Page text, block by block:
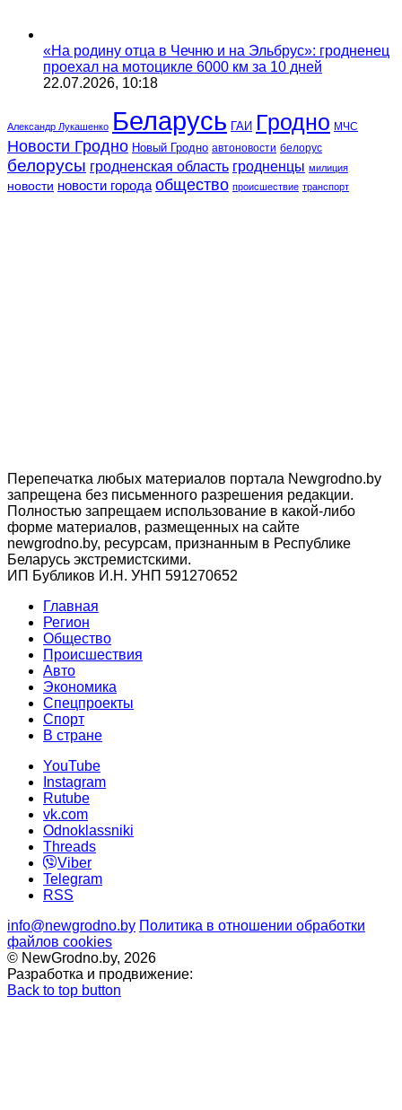
«На родину отца в Чечню и на Эльбрус»: гродненец
проехал на мотоцикле 6000 км за 10 дней
22.07.2026, 10:18
Александр Лукашенко Беларусь ГАИ Гродно МЧС
Новости Гродно Новый Гродно автоновости белорус
белорусы гродненская область гродненцы милиция
новости новости города общество происшествие транспорт
Перепечатка любых материалов портала Newgrodno.by
запрещена без письменного разрешения редакции.
Полностью запрещаем использование в какой-либо
форме материалов, размещенных на сайте
newgrodno.by, ресурсам, признанным в Республике
Беларусь экстремистскими.
ИП Бубликов И.Н. УНП 591270652
Главная
Регион
Общество
Происшествия
Авто
Экономика
Спецпроекты
Cпорт
В стране
YouTube
Instagram
Rutube
vk.com
Odnoklassniki
Threads
Viber
Telegram
RSS
info@newgrodno.by Политика в отношении обработки
файлов cookies
© NewGrodno.by, 2026
Разработка и продвижение:
Back to top button